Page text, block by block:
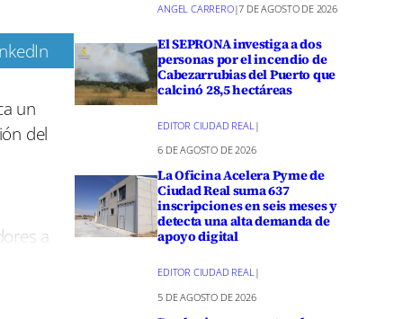
un
del
a
ANGEL CARRERO|7 DE AGOSTO DE 2026
El SEPRONA investiga a dos
personas por el incendio de
Cabezarrubias del Puerto que
calcinó 28,5 hectáreas
EDITOR CIUDAD REAL|
6 DE AGOSTO DE 2026
La Oficina Acelera Pyme de
Ciudad Real suma 637
inscripciones en seis meses y
detecta una alta demanda de
apoyo digital
EDITOR CIUDAD REAL|
5 DE AGOSTO DE 2026